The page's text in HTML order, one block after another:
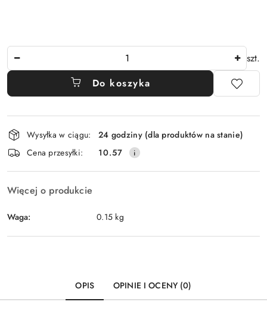
szt.
Do koszyka
Dostępność
i
dostawa
Wysyłka w ciągu:
24 godziny (dla produktów na stanie)
Cena przesyłki:
10.57
Więcej o produkcie
Waga: 0.15 kg
OPIS OPINIE I OCENY (0)